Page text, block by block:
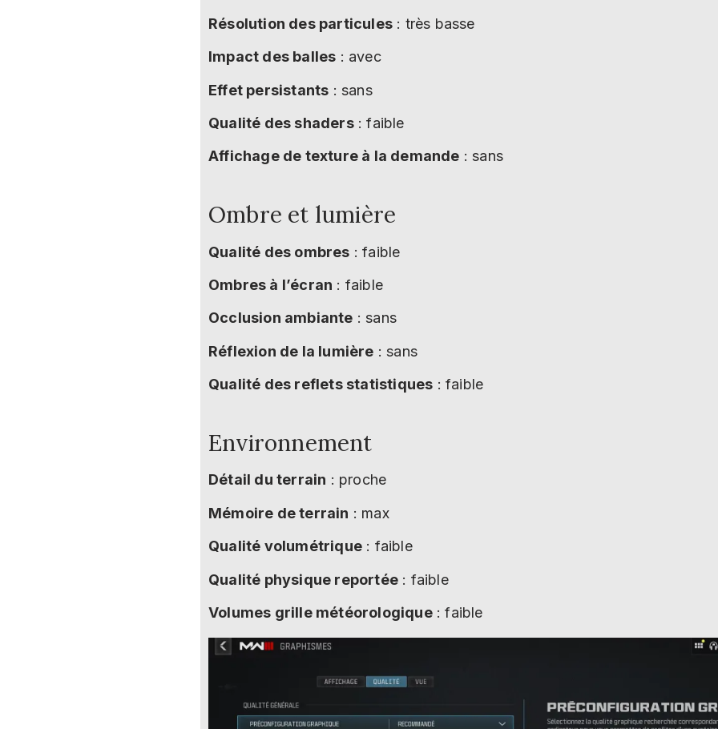
Résolution des particules : très basse
Impact des balles : avec
Effet persistants : sans
Qualité des shaders: faible
Affichage de texture à la demande : sans
Ombre et lumière
Qualité des ombres : faible
Ombres à l’écran : faible
Occlusion ambiante : sans
Réflexion de la lumière : sans
Qualité des reflets statistiques : faible
Environnement
Détail du terrain : proche
Mémoire de terrain : max
Qualité volumétrique : faible
Qualité physique reportée : faible
Volumes grille météorologique: faible